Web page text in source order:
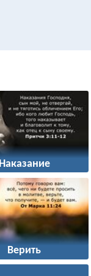
Наказание
Верить